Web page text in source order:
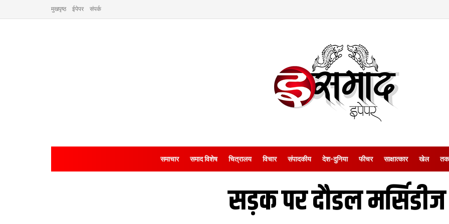
मुखपृष्ठ ईपेपर संपर्क
समाचार समाद विशेष चित्रालय विचार संपादकीय देश-दुनिया फीचर साक्षात्‍कार खेल
सड़क पर दौडल मर्सिडीज